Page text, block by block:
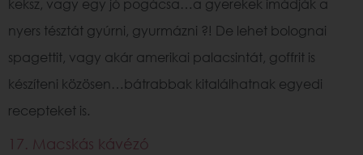
keksz, vagy egy jó pogácsa…a gyerekek imádják a
nyers tésztát gyúrni, gyurmázni ?! De lehet bolognai
spagettit, vagy akár amerikai palacsintát, goffrit is
készíteni közösen…bátrabbak kitalálhatnak egyedi
recepteket is.
17. Macskás kávézó